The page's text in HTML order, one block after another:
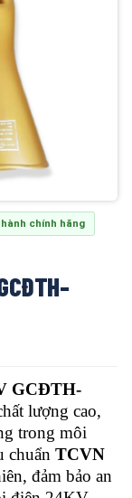
hành chính hãng
GCĐTH-
lượng cao,
trong môi
chuẩn TCVN
đảm bảo an